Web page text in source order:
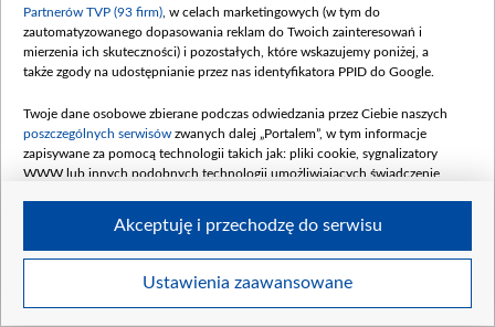
1
Szczegóły
Partnerów TVP (93 firm) , w celach marketingowych (w tym do
zautomatyzowanego dopasowania reklam do Twoich zainteresowań i
mierzenia ich skuteczności) i pozostałych, które wskazujemy poniżej, a
także zgody na udostępnianie przez nas identyfikatora PPID do Google.
Twoje dane osobowe zbierane podczas odwiedzania przez Ciebie naszych
poszczególnych serwisów zwanych dalej „Portalem”, w tym informacje
zapisywane za pomocą technologii takich jak: pliki cookie, sygnalizatory
WWW lub innych podobnych technologii umożliwiających świadczenie
Twoje dane osobowe zbierane podczas odwiedzania przez Ciebie
Ustawienia zaawansowane
Akceptuję i przechodzę do serwisu